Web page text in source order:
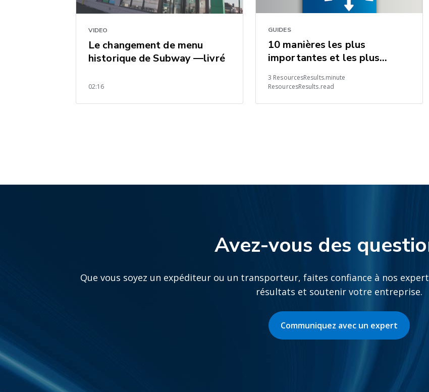
VIDEO
Le changement de menu
historique de Subway —livré
02:16
GUIDES
10 manières les plus
importantes et les plus
rapides d’économiser dans les
chaînes logistiques mondiales
3 ResourcesResults.minute
ResourcesResults.read
Avez-vous des
Que vous soyez un expéditeur ou un transporteur, faites confiance à nos
résultats et soutenir votre entreprise.
Communiquez avec un expert